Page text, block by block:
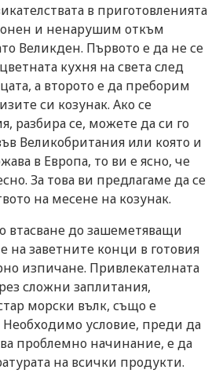
в приготовленията
и ненарушим откъм
Великден. Първото е да не се
кухня на света след
а второто е да преборим
си козунак. Ако се
разбира се, можете да си го
Великобритания или която и
в Европа, то ви е ясно, че
За това ви предлагаме да се
на месене на козунак.
втасване до зашеметяващи
на заветните конци в готовия
изпичане. Привлекателната
сложни заплитания,
морски вълк, също е
условие, преди да
проблемно начинание, е да
на всички продукти.